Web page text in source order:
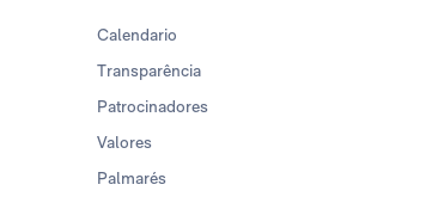
Calendario
Transparência
Patrocinadores
Valores
Palmarés